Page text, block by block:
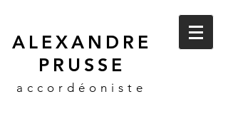
ALEXANDRE
PRUSSE
accordéoniste